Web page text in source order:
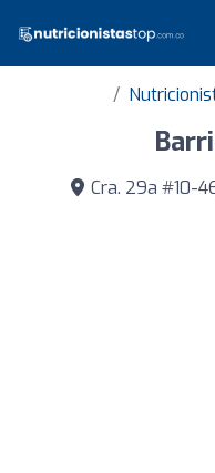
Cra. 29a #10-